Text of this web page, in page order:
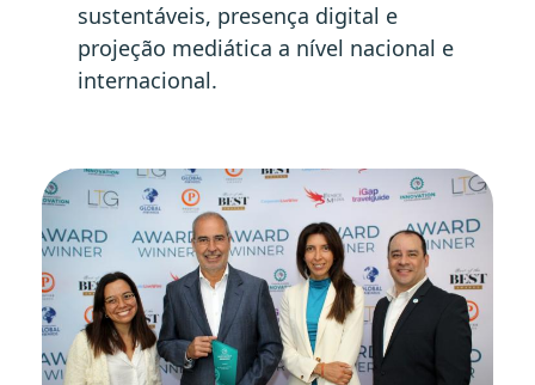
sustentáveis, presença digital e
projeção mediática a nível nacional e
internacional.